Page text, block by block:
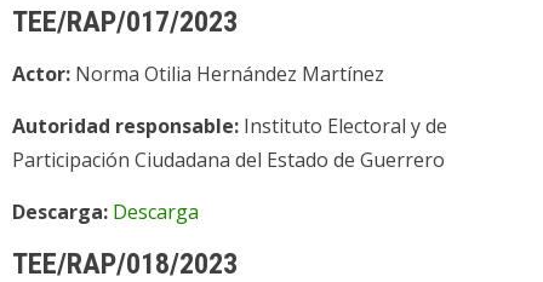
TEE/RAP/017/2023
Actor: Norma Otilia Hernández Martínez
Autoridad responsable: Instituto Electoral y de
Participación Ciudadana del Estado de Guerrero
Descarga: Descarga
TEE/RAP/018/2023